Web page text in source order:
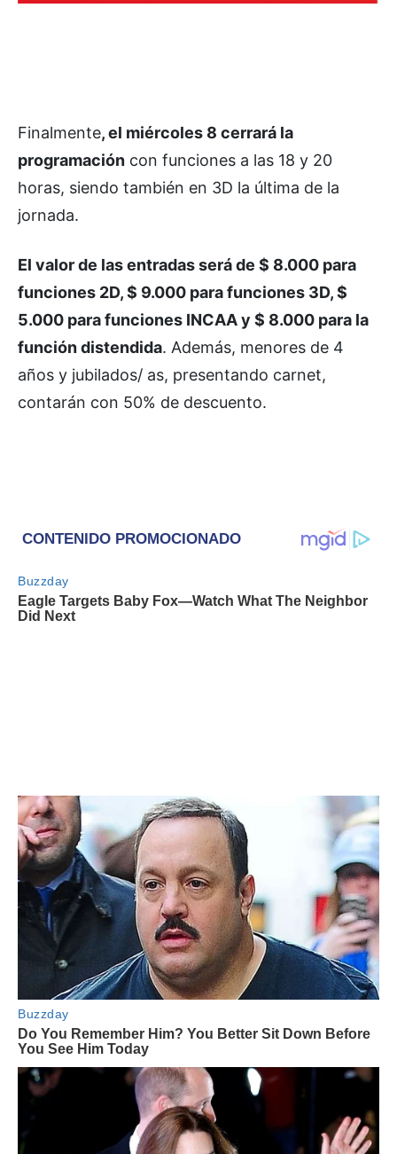
Finalmente, el miércoles 8 cerrará la
programación con funciones a las 18 y 20
horas, siendo también en 3D la última de la
jornada.
El valor de las entradas será de $ 8.000 para
funciones 2D, $ 9.000 para funciones 3D, $
5.000 para funciones INCAA y $ 8.000 para la
función distendida. Además, menores de 4
años y jubilados/ as, presentando carnet,
contarán con 50% de descuento.